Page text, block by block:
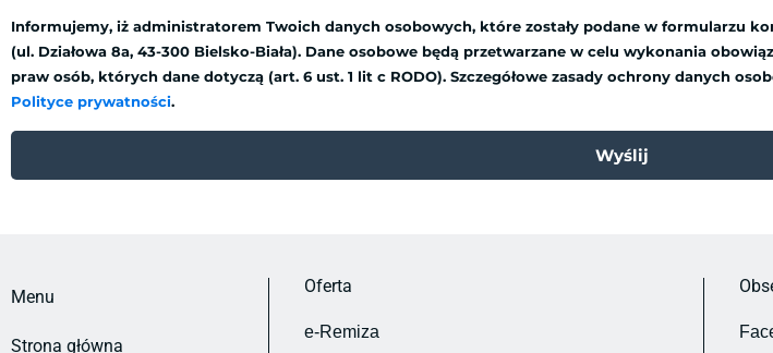
Informujemy, iż administratorem Twoich danych osobowych, które zostały podane w formularzu
(ul. Działowa 8a, 43-300 Bielsko-Biała). Dane osobowe będą przetwarzane w celu wykonania
praw osób, których dane dotyczą (art. 6 ust. 1 lit c RODO). Szczegółowe zasady ochrony danych
Polityce prywatności.
Wyślij
Menu
Strona główna
Oferta
e-Remiza